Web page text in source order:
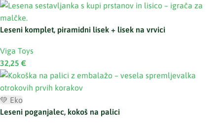
Leseni komplet, piramidni lisek + lisek na vrvici
Viga Toys
32,25 €
💚 Eko
Leseni poganjalec, kokoš na palici